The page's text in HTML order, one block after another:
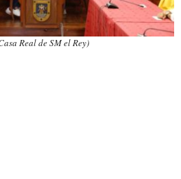
Real de SM el Rey)